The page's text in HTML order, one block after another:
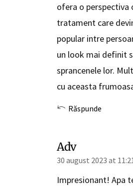
ofera o perspectiva
tratament care
popular intre
un look mai definit
sprancenele lor.
cu aceasta
Răspunde
Adv
30 august 2023 at
Impresionant! Apa